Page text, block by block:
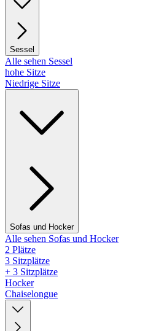
Sessel
Alle sehen Sessel
hohe Sitze
Niedrige Sitze
Sofas und Hocker
Alle sehen Sofas und Hocker
2 Plätze
3 Sitzplätze
+ 3 Sitzplätze
Hocker
Chaiselongue